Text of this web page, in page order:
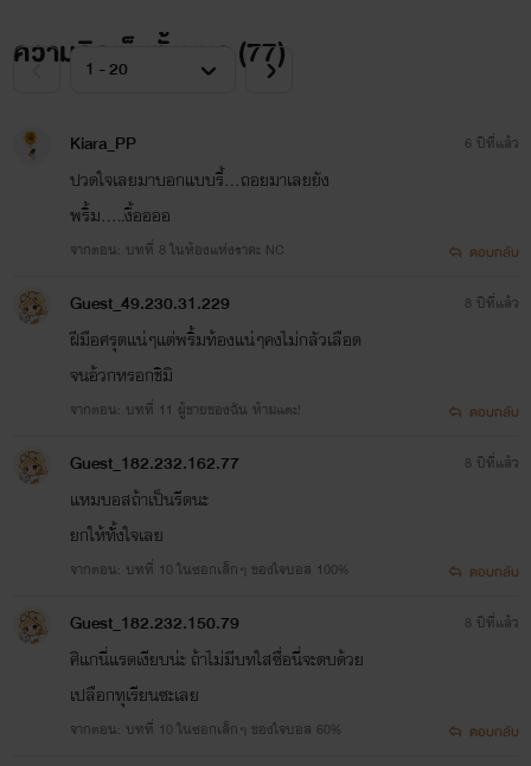
ความคิดเห็นทั้งหมด (77)
Kiara_PP
ปวดใจเลยมาบอกแบบรี้...ถอยมาเลยยัง
พริ้ม.....งื้ออออ
จากตอน: บทที่ 8 ในห้องแห่งราคะ NC
6 ปีที่แล้ว
ตอบกลับ
Guest_49.230.31.229
ฝีมือศรุตแน่ๆแต่พริ้มท้องแน่ๆคงไม่กลัวเลือด
จนอ้วกหรอกชิมิ
จากตอน: บทที่ 11 ผู้ชายของฉัน ห้ามแตะ!
8 ปีที่แล้ว
ตอบกลับ
Guest_182.232.162.77
แหมบอสถ้าเป็นรีดนะ
ยกให้ทัั้งใจเลย
จากตอน: บทที่ 10 ในซอกเล็กๆ ของใจบอส 100%
8 ปีที่แล้ว
ตอบกลับ
Guest_182.232.150.79
ศิแกนี่แรดเงียบน่ะ ถ้าไม่มีบทใสซื่อนี่จะตบด้วย
เปลือกทุเรียนซะเลย
จากตอน: บทที่ 10 ในซอกเล็กๆ ของใจบอส 60%
8 ปีที่แล้ว
ตอบกลับ